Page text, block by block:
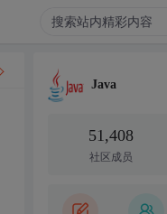
Java
51,408
社区成员